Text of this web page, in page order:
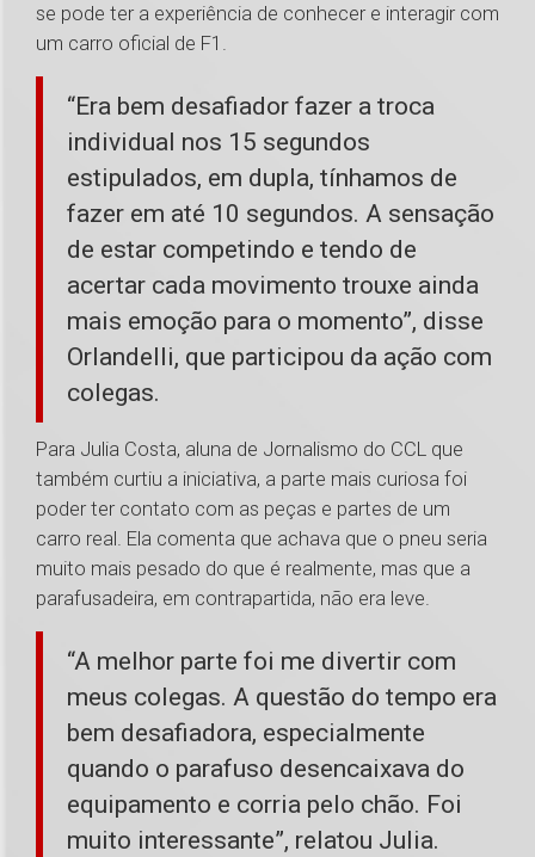
se pode ter a experiência de conhecer e interagir com
um carro oficial de F1.
“Era bem desafiador fazer a troca
individual nos 15 segundos
estipulados, em dupla, tínhamos de
fazer em até 10 segundos. A sensação
de estar competindo e tendo de
acertar cada movimento trouxe ainda
mais emoção para o momento”, disse
Orlandelli, que participou da ação com
colegas.
Para Julia Costa, aluna de Jornalismo do CCL que
também curtiu a iniciativa, a parte mais curiosa foi
poder ter contato com as peças e partes de um
carro real. Ela comenta que achava que o pneu seria
muito mais pesado do que é realmente, mas que a
parafusadeira, em contrapartida, não era leve.
“A melhor parte foi me divertir com
meus colegas. A questão do tempo era
bem desafiadora, especialmente
quando o parafuso desencaixava do
equipamento e corria pelo chão. Foi
muito interessante”, relatou Julia.